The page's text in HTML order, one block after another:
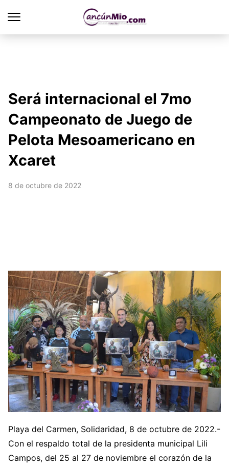
Será internacional el 7mo
Campeonato de Juego de
Pelota Mesoamericano en
Xcaret
8 de octubre de 2022
Playa del Carmen, Solidaridad, 8 de octubre de 2022.-
Con el respaldo total de la presidenta municipal Lili
Campos, del 25 al 27 de noviembre el corazón de la